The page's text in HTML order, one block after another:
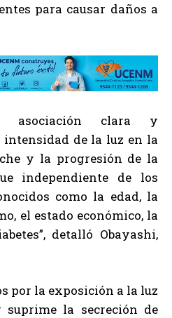
para causar daños a
asociación clara y
de la luz en la
y la progresión de la
independiente de los
como la edad, la
el estado económico, la
detalló Obayashi,
por la exposición a la luz
la secreción de